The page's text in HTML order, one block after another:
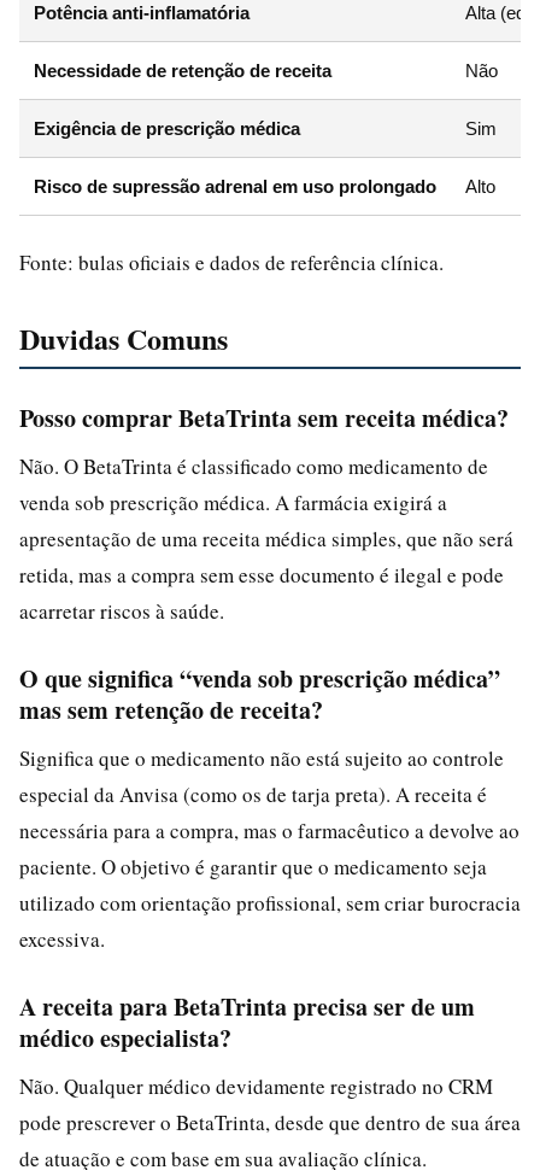
Potência anti-inflamatória Alta
Necessidade de retenção de receita Não
Exigência de prescrição médica Sim
Risco de supressão adrenal em uso prolongado Alto
Fonte: bulas oficiais e dados de referência clínica.
Duvidas Comuns
Posso comprar BetaTrinta sem receita médica?
Não. O BetaTrinta é classificado como medicamento de
venda sob prescrição médica. A farmácia exigirá a
apresentação de uma receita médica simples, que não será
retida, mas a compra sem esse documento é ilegal e pode
acarretar riscos à saúde.
O que significa “venda sob prescrição médica”
mas sem retenção de receita?
Significa que o medicamento não está sujeito ao controle
especial da Anvisa (como os de tarja preta). A receita é
necessária para a compra, mas o farmacêutico a devolve ao
paciente. O objetivo é garantir que o medicamento seja
utilizado com orientação profissional, sem criar burocracia
excessiva.
A receita para BetaTrinta precisa ser de um
médico especialista?
Não. Qualquer médico devidamente registrado no CRM
pode prescrever o BetaTrinta, desde que dentro de sua área
de atuação e com base em sua avaliação clínica.